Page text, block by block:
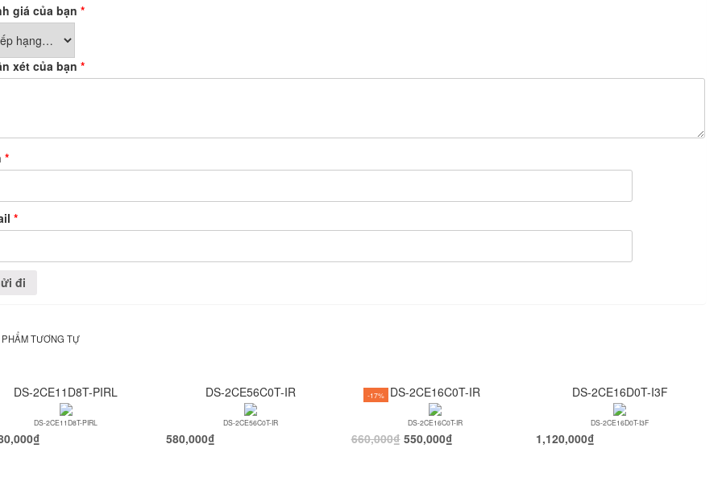
giá của bạn*
xét của bạn*
*
*
TƯƠNG TỰ
DS-2CE11D8T-PIRL
DS-2CE11D8T-PIRL
₫
DS-2CE56C0T-IR
DS-2CE56C0T-IR
580,000₫
-17% DS-2CE16C0T-IR
DS-2CE16C0T-IR
660,000₫ 550,000₫
DS-2CE16D0T-I3F
DS-2CE16D0T-I3F
1,120,000₫